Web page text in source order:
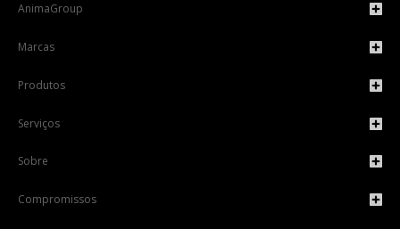
AnimaGroup
Marcas
Produtos
Serviços
Sobre
Compromissos